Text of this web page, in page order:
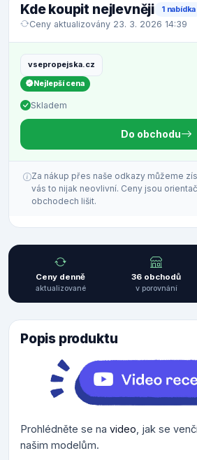
Kde koupit nejlevněji 1 nabídka
Ceny aktualizovány 23. 3. 2026 14:39
vsepropejska.cz
Nejlepší cena
Skladem
Do obchodu
Za nákup přes naše odkazy můžeme
vás to nijak neovlivní. Ceny jsou
obchodech lišit.
Ceny denně
aktualizované
36 obchodů
v porovnání
Popis produktu
Prohlédněte se na video , jak se
našim modelům.